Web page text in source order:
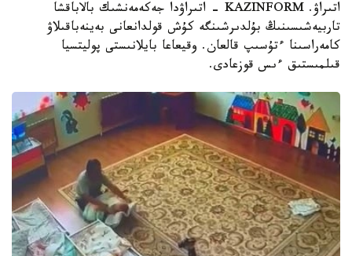
اتىراۋ. KAZINFORM - اتىراۋدا جەكەمەنشىك بالاباقشا
تاربيەشىسىنىڭ بۇلدىرشىنگە كۇش قولدانعانى بەينەباقىلاۋ
كامەراسىنا ءتۇسىپ قالعان. وقيعاعا بايلانىستى پوليتسيا
قىلمىستىق ءىس قوزعادى.